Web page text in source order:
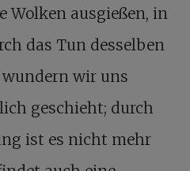
Wolken ausgießen, in
das Tun desselben
wir uns
geschieht; durch
ist es nicht mehr